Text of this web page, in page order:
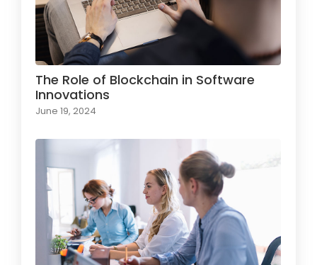
The Role of Blockchain in Software
Innovations
June 19, 2024